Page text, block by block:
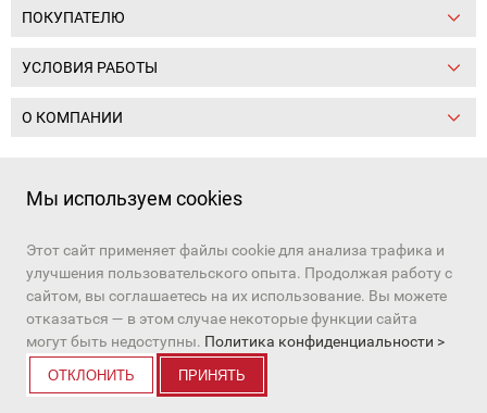
ПОКУПАТЕЛЮ
УСЛОВИЯ РАБОТЫ
О КОМПАНИИ
Следите за нами:
+7 (391) 206-97-03, +7 (391) 206-97-01
Наш канал вMAXиTelegram
sale10@tot24.ru
© Все права защищены
Разработка сайта
Мы используем cookies
Этот сайт применяет файлы cookie для анализа трафика и
улучшения пользовательского опыта. Продолжая работу с
сайтом, вы соглашаетесь на их использование. Вы можете
отказаться — в этом случае некоторые функции сайта
могут быть недоступны. Политика конфиденциальности >
ОТКЛОНИТЬ ПРИНЯТЬ